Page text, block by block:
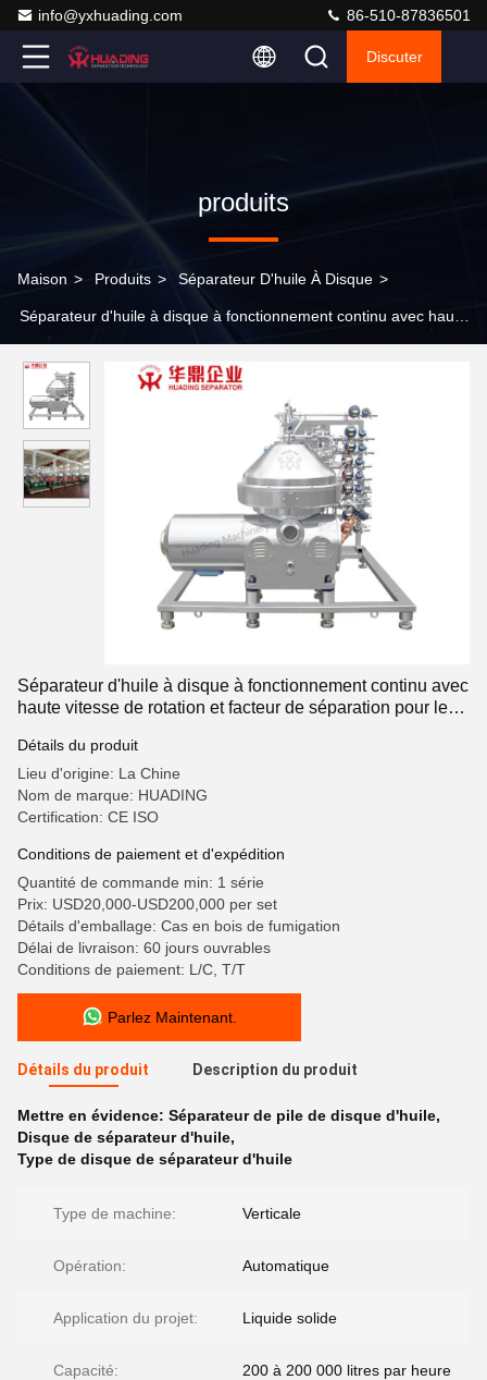
info@yxhuading.com 86-510-87836501
Discuter
produits
Maison > Produits > Séparateur D'huile À Disque >
Séparateur d'huile à disque à fonctionnement continu avec haute
la suspension d'amidon
Séparateur d'huile à disque à fonctionnement continu avec
haute vitesse de rotation et facteur de séparation pour le
Détails du produit
Lieu d'origine: La Chine
Nom de marque: HUADING
Certification: CE ISO
Conditions de paiement et d'expédition
Quantité de commande min: 1 série
Prix: USD20,000-USD200,000 per set
Détails d'emballage: Cas en bois de fumigation
Délai de livraison: 60 jours ouvrables
Conditions de paiement: L/C, T/T
Parlez Maintenant.
Détails du produit Description du produit
Mettre en évidence: Séparateur de pile de disque d'huile,
Disque de séparateur d'huile,
Type de disque de séparateur d'huile
Type de machine: Verticale
Opération: Automatique
Application du projet: Liquide solide
Capacité: 200 à 200 000 litres par heure